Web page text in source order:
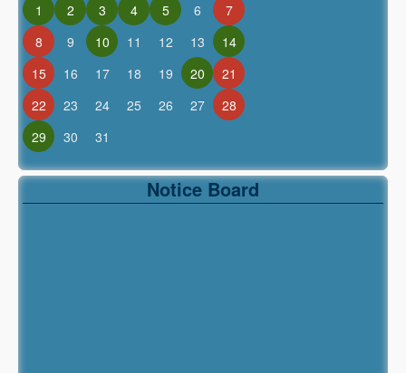
1
2 3 4 5 6
7
8
9 10 11 12 13
14
15
16 17 18 19 20
21
22
23 24 25 26 27
28
29
30 31
Notice Board